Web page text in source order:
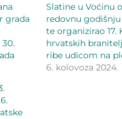
grada
Slatine u Voćinu
redovnu
te organizirao 17.
hrvatskih
ribe udicom na
6. kolovoza 2024.